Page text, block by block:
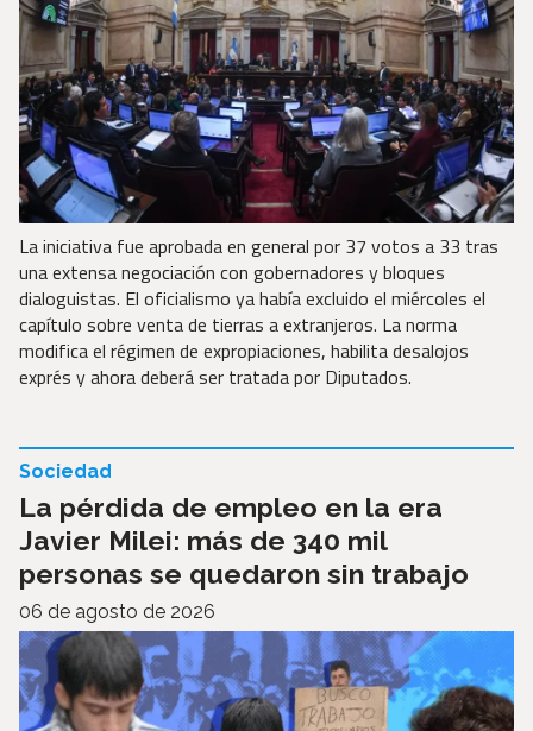
La iniciativa fue aprobada en general por 37 votos a 33 tras
una extensa negociación con gobernadores y bloques
dialoguistas. El oficialismo ya había excluido el miércoles el
capítulo sobre venta de tierras a extranjeros. La norma
modifica el régimen de expropiaciones, habilita desalojos
exprés y ahora deberá ser tratada por Diputados.
La pérdida de empleo en la era
Javier Milei: más de 340 mil
personas se quedaron sin trabajo
Sociedad
06 de agosto de 2026